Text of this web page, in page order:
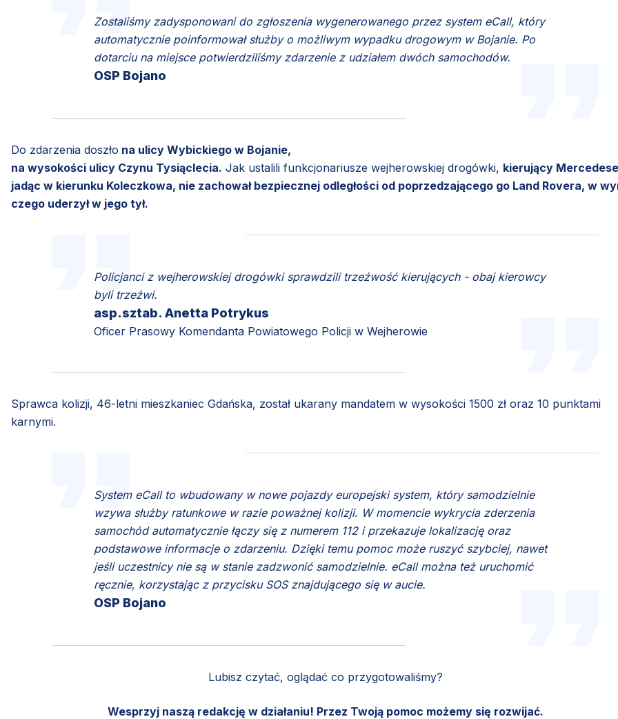
Zostaliśmy zadysponowani do zgłoszenia wygenerowanego przez system eCall, który
automatycznie poinformował służby o możliwym wypadku drogowym w Bojanie. Po
dotarciu na miejsce potwierdziliśmy zdarzenie z udziałem dwóch samochodów.
OSP Bojano
Do zdarzenia doszło na ulicy Wybickiego w Bojanie,
na wysokości ulicy Czynu Tysiąclecia. Jak ustalili funkcjonariusze wejherowskiej drogówki, kierujący
jadąc w kierunku Koleczkowa, nie zachował bezpiecznej odległości od poprzedzającego go Land Rovera, w
czego uderzył w jego tył.
Policjanci z wejherowskiej drogówki sprawdzili trzeźwość kierujących - obaj kierowcy
byli trzeźwi.
asp.sztab. Anetta Potrykus
Oficer Prasowy Komendanta Powiatowego Policji w Wejherowie
Sprawca kolizji, 46-letni mieszkaniec Gdańska, został ukarany mandatem w wysokości 1500 zł oraz 10 punktami
karnymi.
System eCall to wbudowany w nowe pojazdy europejski system, który samodzielnie
wzywa służby ratunkowe w razie poważnej kolizji. W momencie wykrycia zderzenia
samochód automatycznie łączy się z numerem 112 i przekazuje lokalizację oraz
podstawowe informacje o zdarzeniu. Dzięki temu pomoc może ruszyć szybciej, nawet
jeśli uczestnicy nie są w stanie zadzwonić samodzielnie. eCall można też uruchomić
ręcznie, korzystając z przycisku SOS znajdującego się w aucie.
OSP Bojano
Lubisz czytać, oglądać co przygotowaliśmy?
Wesprzyj naszą redakcję w działaniu! Przez Twoją pomoc możemy się rozwijać.